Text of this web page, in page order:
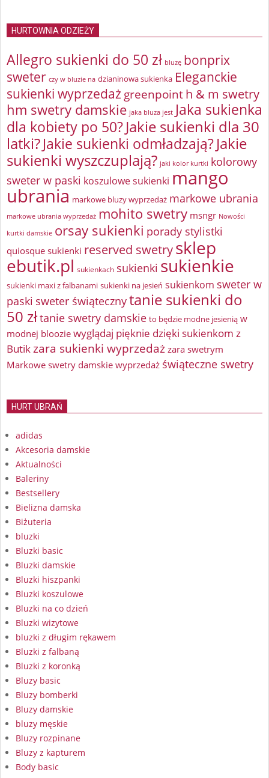
HURTOWNIA ODZIEŻY
Allegro sukienki do 50 zł bluzę bonprix
sweter czy w bluzie na dzianinowa sukienka Eleganckie
sukienki wyprzedaż greenpointh & m swetry
hm swetry damskie jaka bluza jest Jaka sukienka
dla kobiety po 50?Jakie sukienki dla 30
latki?Jakie sukienki odmładzają?Jakie
sukienki wyszczuplają? jaki kolor kurtki kolorowy
sweter w paski koszulowe sukienki mango
ubrania markowe bluzy wyprzedaż markowe ubrania
markowe ubrania wyprzedaż mohito swetry msngr Nowości
kurtki damskie orsay sukienki porady stylistki
quiosque sukienki reserved swetrysklep
ebutik.pl sukienkach sukienki sukienkie
sukienki maxi z falbanami sukienki na jesień sukienkom sweter w
paski sweter świątecznytanie sukienki do
50 złtanie swetry damskie to będzie modne jesienią w
modnej bloozie wyglądaj pięknie dzięki sukienkom z
Butikzara sukienki wyprzedażzara swetrym
Markowe swetry damskie wyprzedaż świąteczne swetry
HURT UBRAŃ
adidas
Akcesoria damskie
Aktualności
Baleriny
Bestsellery
Bielizna damska
Biżuteria
bluzki
Bluzki basic
Bluzki damskie
Bluzki hiszpanki
Bluzki koszulowe
Bluzki na co dzień
Bluzki wizytowe
bluzki z długim rękawem
Bluzki z falbaną
Bluzki z koronką
Bluzy basic
Bluzy bomberki
Bluzy damskie
bluzy męskie
Bluzy rozpinane
Bluzy z kapturem
Body basic